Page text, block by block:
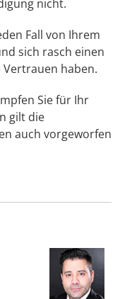
nicht.
Fall von Ihrem
sich rasch einen
haben.
Sie für Ihr
gilt die
auch vorgeworfen